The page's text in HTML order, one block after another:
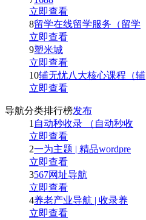
立即查看
8留学在线留学服务（留学
立即查看
9塑米城
立即查看
10辅无忧八大核心课程（辅
立即查看
导航分类排行榜发布
1 自动秒收录 （自动秒收
立即查看
2一为主题 | 精品wordpre
立即查看
3567网址导航
立即查看
4养老产业导航 | 收录养
立即查看